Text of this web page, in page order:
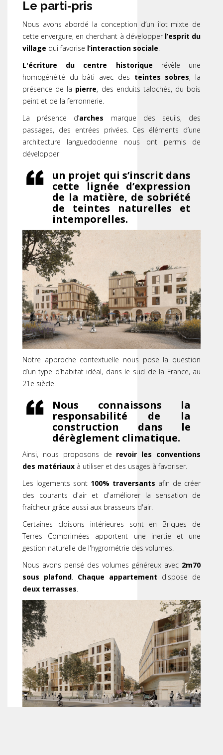
Le parti-pris
Nous avons abordé la conception d’un îlot mixte de
cette envergure, en cherchant à développer l’esprit du
village qui favorise l’interaction sociale
L'écriture du centre historique révèle une
homogénéité du bâti avec des teintes sobres, la
présence de la pierre, des enduits talochés, du bois
peint et de la ferronnerie.
La présence d’arches marque des seuils, des
passages, des entrées privées. Ces éléments d’une
architecture languedocienne nous ont permis de
développer
un projet qui s’inscrit dans
cette lignée d’expression
de la matière, de sobriété
de teintes naturelles et
intemporelles.
Notre approche contextuelle nous pose la question
d’un type d’habitat idéal, dans le sud de la France, au
21e siècle.
Nous connaissons la
responsabilité de la
construction dans le
dérèglement climatique.
Ainsi, nous proposons de revoir les conventions
des matériauxà utiliser et des usages à favoriser.
Les logements sont 100% traversants afin de créer
des courants d'air et d'améliorer la sensation de
fraîcheur grâce aussi aux brasseurs d'air.
Certaines cloisons intérieures sont en Briques de
Terres Comprimées apportent une inertie et une
gestion naturelle de l'hygrométrie des volumes.
Nous avons pensé des volumes généreux avec 2m70
sous plafond. Chaque appartement dispose de
deux terrasses